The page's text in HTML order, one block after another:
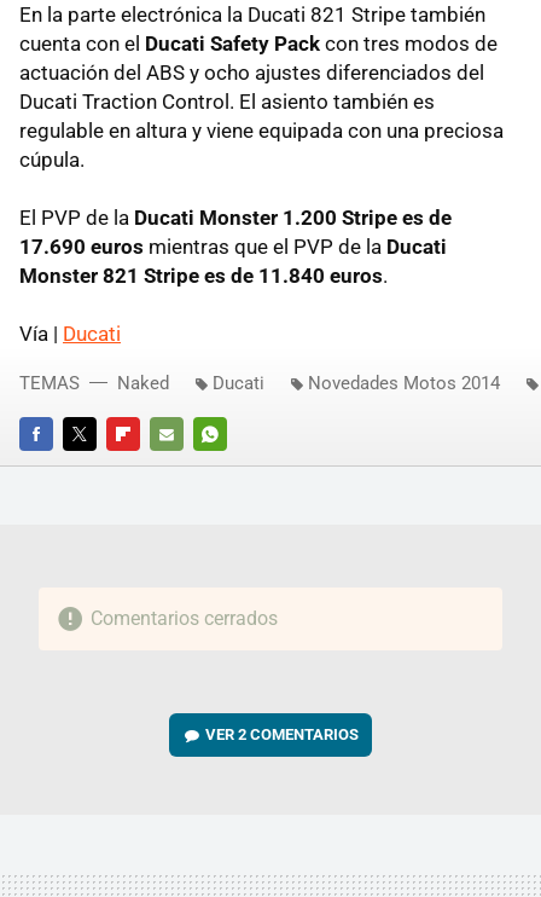
En la parte electrónica la Ducati 821 Stripe también
cuenta con el Ducati Safety Pack con tres modos de
actuación del ABS y ocho ajustes diferenciados del
Ducati Traction Control. El asiento también es
regulable en altura y viene equipada con una preciosa
cúpula.
El PVP de la Ducati Monster 1.200 Stripe es de
17.690 euros mientras que el PVP de la Ducati
Monster 821 Stripe es de 11.840 euros.
Vía | Ducati
FACEBOOKTWITTERFLIPBOARD
E-
WHATSAPP
TEMAS Naked Ducati Novedades Motos 2014
Comentarios cerrados
VER2 COMENTARIOS